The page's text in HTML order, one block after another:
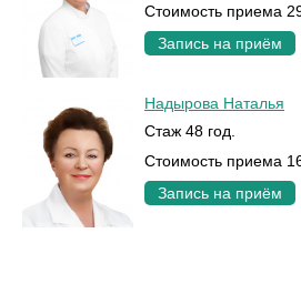
Стоимость приема
Запись на приём
Надырова Наталья
Стаж 48 год.
Стоимость приема
Запись на приём